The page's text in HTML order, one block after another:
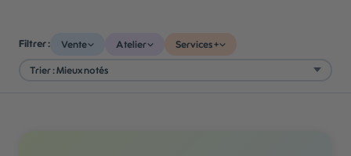
Filtrer : Vente Atelier Services +